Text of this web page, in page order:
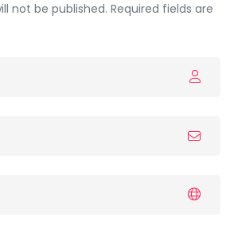
not be published. Required fields are